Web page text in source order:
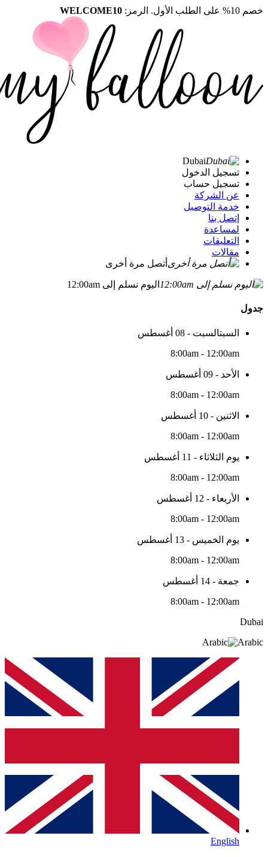
خصم 10% على الطلب الأول. الرمز: WELCOME10
Dubai
تسجيل الدخول
تسجيل حساب
عن الشركة
خدمة التوصيل
إتصل بنا
لمساعدة
التعليقات
مقالات
أتصل مرة أخرى
اليوم نسلم إلى 12:00am
جدول
السبتالسبت - 08 أغسطس
8:00am - 12:00am
الأحد - 09 أغسطس
8:00am - 12:00am
الاثنين - 10 أغسطس
8:00am - 12:00am
يوم الثلاثاء - 11 أغسطس
8:00am - 12:00am
الأربعاء - 12 أغسطس
8:00am - 12:00am
يوم الخميس - 13 أغسطس
8:00am - 12:00am
جمعة - 14 أغسطس
8:00am - 12:00am
Dubai
Arabic
English